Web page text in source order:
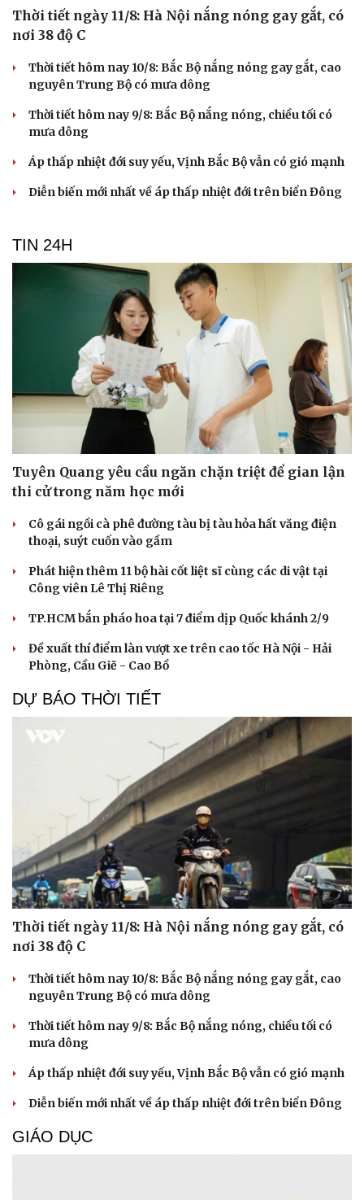
Cải chính
Thời tiết ngày 11/8: Hà Nội nắng nóng gay gắt, có
nơi 38 độ C
Thời tiết hôm nay 10/8: Bắc Bộ nắng nóng gay gắt, cao
nguyên Trung Bộ có mưa dông
Thời tiết hôm nay 9/8: Bắc Bộ nắng nóng, chiều tối có
mưa dông
Áp thấp nhiệt đới suy yếu, Vịnh Bắc Bộ vẫn có gió mạnh
Diễn biến mới nhất về áp thấp nhiệt đới trên biển Đông
TIN 24H
Tuyên Quang yêu cầu ngăn chặn triệt để gian lận
thi cử trong năm học mới
Cô gái ngồi cà phê đường tàu bị tàu hỏa hất văng điện
thoại, suýt cuốn vào gầm
Phát hiện thêm 11 bộ hài cốt liệt sĩ cùng các di vật tại
Công viên Lê Thị Riêng
TP.HCM bắn pháo hoa tại 7 điểm dịp Quốc khánh 2/9
Đề xuất thí điểm làn vượt xe trên cao tốc Hà Nội - Hải
Phòng, Cầu Giẽ - Cao Bồ
DỰ BÁO THỜI TIẾT
Thời tiết ngày 11/8: Hà Nội nắng nóng gay gắt, có
nơi 38 độ C
Thời tiết hôm nay 10/8: Bắc Bộ nắng nóng gay gắt, cao
nguyên Trung Bộ có mưa dông
Thời tiết hôm nay 9/8: Bắc Bộ nắng nóng, chiều tối có
mưa dông
Áp thấp nhiệt đới suy yếu, Vịnh Bắc Bộ vẫn có gió mạnh
Diễn biến mới nhất về áp thấp nhiệt đới trên biển Đông
GIÁO DỤC